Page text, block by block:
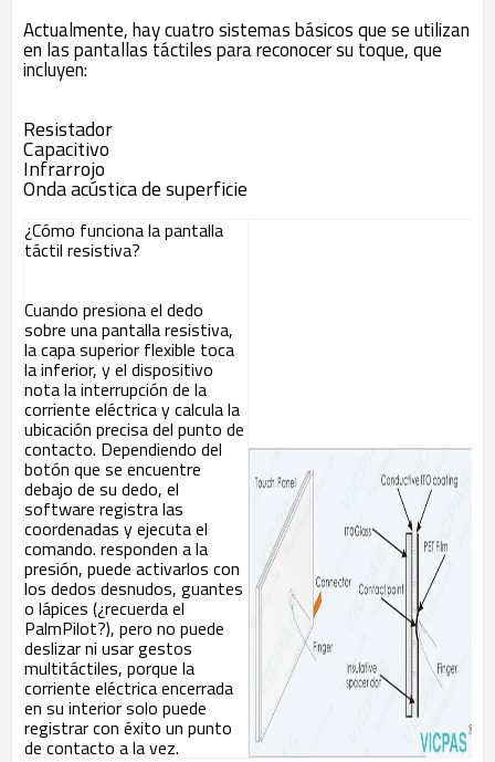
Actualmente, hay cuatro sistemas básicos que se utilizan
en las pantallas táctiles para reconocer su toque, que
incluyen:
Resistador
Capacitivo
Infrarrojo
Onda acústica de superficie
¿Cómo funciona la pantalla
táctil resistiva?
Cuando presiona el dedo
sobre una pantalla resistiva,
la capa superior flexible toca
la inferior, y el dispositivo
nota la interrupción de la
corriente eléctrica y calcula la
ubicación precisa del punto de
contacto. Dependiendo del
botón que se encuentre
debajo de su dedo, el
software registra las
coordenadas y ejecuta el
comando. responden a la
presión, puede activarlos con
los dedos desnudos, guantes
o lápices (¿recuerda el
PalmPilot?), pero no puede
deslizar ni usar gestos
multitáctiles, porque la
corriente eléctrica encerrada
en su interior solo puede
registrar con éxito un punto
de contacto a la vez.